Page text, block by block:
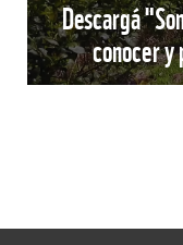
Descargá
conocer